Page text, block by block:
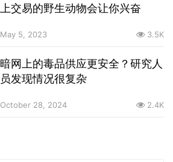
上交易的野生动物会让你兴奋
May 5, 2023 3.5K
暗网上的毒品供应更安全？研究人
员发现情况很复杂
October 28, 2024 2.4K